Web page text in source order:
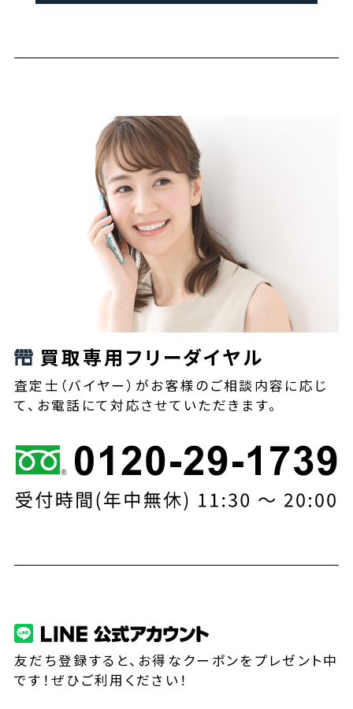
買取専用フリーダイヤル
査定士（バイヤー）がお客様のご相談内容に応じ
て、お電話にて対応させていただきます。
友だち登録すると、お得なクーポンをプレゼント中
です！ぜひご利用ください！